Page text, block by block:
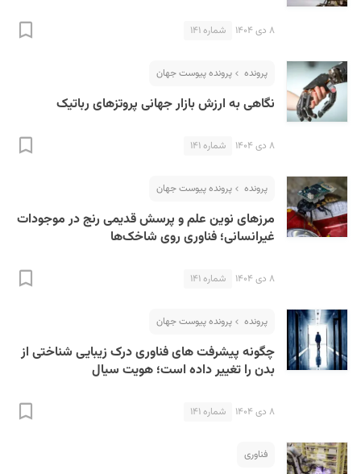
۸ دی ۱۴۰۴ شماره ۱۴۱
پرونده پرونده پیوست جهان
نگاهی به ارزش بازار جهانی پروتزهای رباتیک
۸ دی ۱۴۰۴ شماره ۱۴۱
پرونده پرونده پیوست جهان
مرزهای نوین علم و پرسش قدیمی رنج در موجودات
غیرانسانی؛ فناوری روی شاخک‌ها
۸ دی ۱۴۰۴ شماره ۱۴۱
پرونده پرونده پیوست جهان
چگونه پیشرفت های فناوری درک زیبایی شناختی از
بدن را تغییر داده است؛ هویت سیال
۸ دی ۱۴۰۴ شماره ۱۴۱
فناوری